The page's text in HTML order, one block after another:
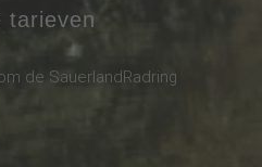
tarieven
de SauerlandRadring